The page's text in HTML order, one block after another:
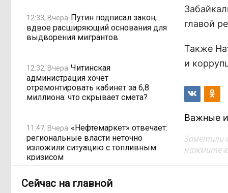
12:33, Вчера Путин подписал закон,
вдвое расширяющий основания для
выдворения мигрантов
12:32, Вчера Читинская
администрация хочет
отремонтировать кабинет за 6,8
миллиона: что скрывает смета?
11:47, Вчера «Нефтемаркет» отвечает:
региональные власти неточно
изложили ситуацию с топливным
кризисом
09:33, Вчера
Учителя в Забайкалье
главой
Также
и
Важные
Заметили
нажмите
Сейчас на главной